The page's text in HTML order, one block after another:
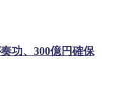
功、300億円確保